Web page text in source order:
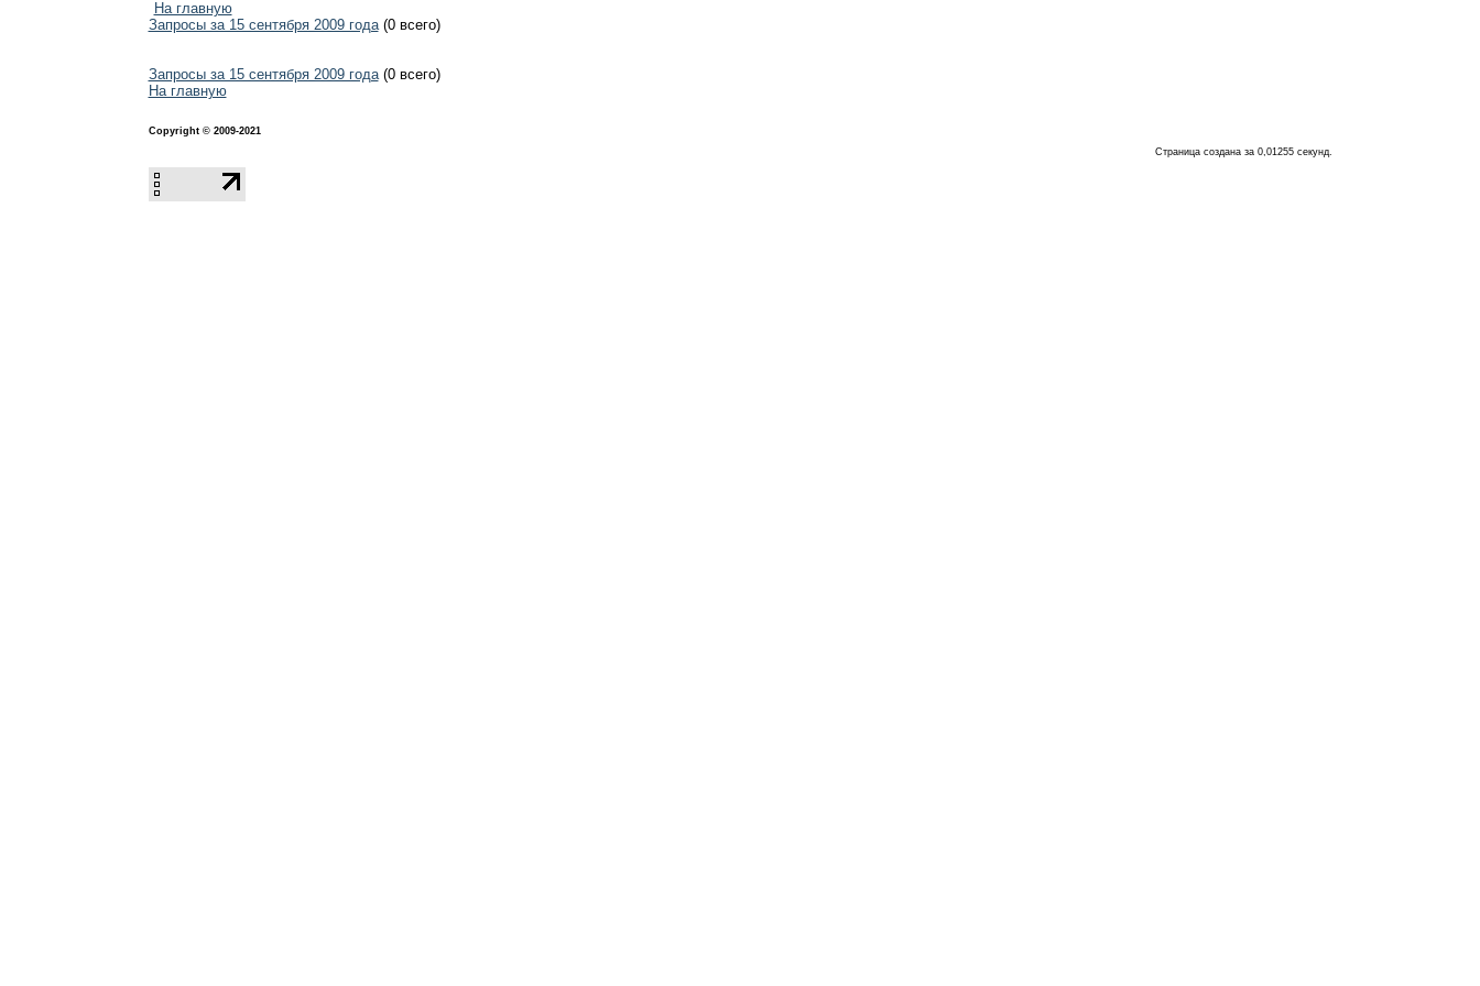
На главную
Запросы за 15 сентября 2009 года(0 всего)
Запросы за 15 сентября 2009 года(0 всего)
На главную
Copyright © 2009-2021
Страница создана за 0,01255 секунд.